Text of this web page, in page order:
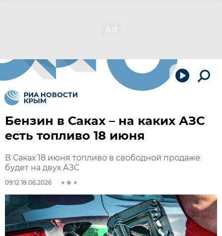
Бензин в Саках – на каких АЗС
есть топливо 18 июня
В Саках 18 июня топливо в свободной продаже
будет на двух АЗС
09:12 18.06.2026